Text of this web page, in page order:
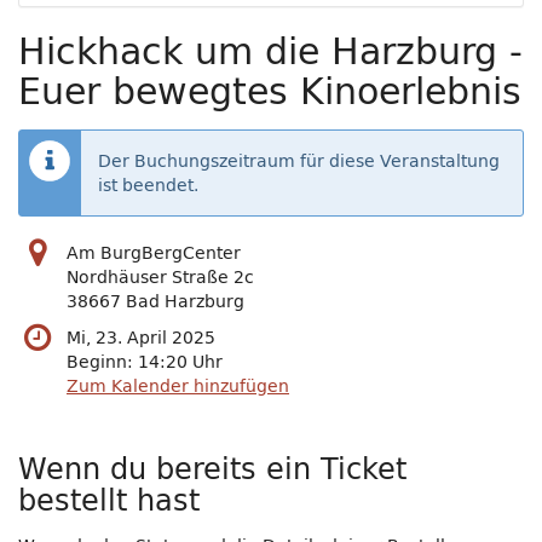
Hickhack um die Harzburg -
Euer bewegtes Kinoerlebnis
Der Buchungszeitraum für diese Veranstaltung
ist beendet.
Am BurgBergCenter
Nordhäuser Straße 2c
38667 Bad Harzburg
Mi, 23. April 2025
Beginn: 14:20 Uhr
Zum Kalender hinzufügen
Wenn du bereits ein Ticket
bestellt hast